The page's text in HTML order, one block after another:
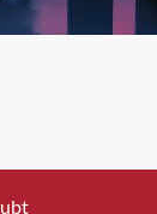
IMPRESSUM